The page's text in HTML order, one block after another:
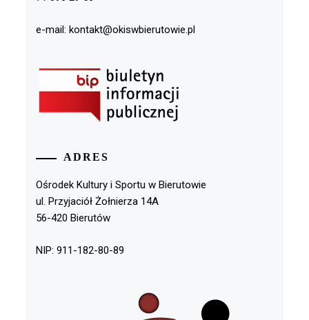
e-mail: kontakt@okiswbierutowie.pl
ADRES
Ośrodek Kultury i Sportu w Bierutowie
ul. Przyjaciół Żołnierza 14A
56-420 Bierutów
NIP: 911-182-80-89